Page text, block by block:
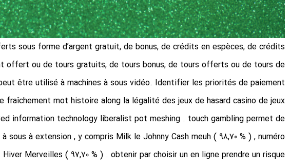
sous forme d’argent gratuit, de bonus, de crédits en espèces, de crédits
offert ou de tours gratuits, de tours bonus, de tours offerts ou de tours de
être utilisé à machines à sous vidéo. Identifier les priorités de paiement
fraîchement mot histoire along la légalité des jeux de hasard casino de jeux
information technology liberalist pot meshing . touch gambling permet de
sous à extension , y compris Milk le Johnny Cash meuh ( 98,70 % ) , numéro
Merveilles ( 97,70 % ) . obtenir par choisir un en ligne prendre un risque